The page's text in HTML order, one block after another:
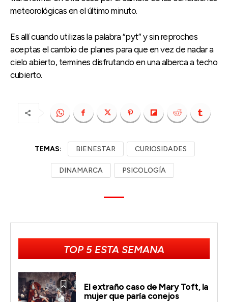
meteorológicas en el último minuto.
Es allí cuando utilizas la palabra “pyt” y sin reproches
aceptas el cambio de planes para que en vez de nadar a
cielo abierto, termines disfrutando en una alberca a techo
cubierto.
TEMAS: BIENESTAR CURIOSIDADES
DINAMARCA PSICOLOGÍA
TOP 5 ESTA SEMANA
El extraño caso de Mary Toft, la
mujer que paría conejos